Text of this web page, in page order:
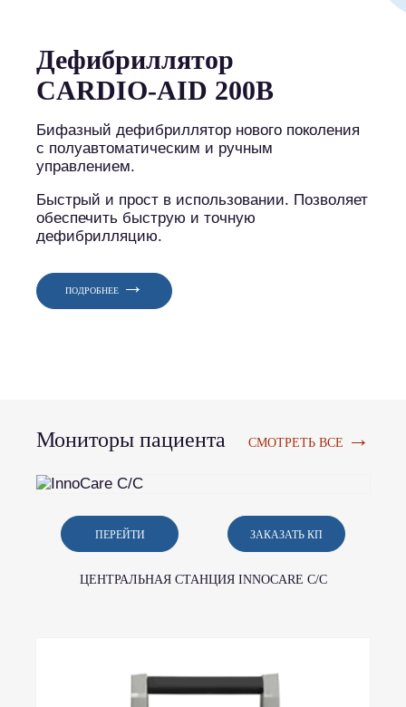
Дефибриллятор
CARDIO-AID 200B
Бифазный дефибриллятор нового поколения
с полуавтоматическим и ручным
управлением.
Быстрый и прост в использовании. Позволяет
обеспечить быструю и точную
дефибрилляцию.
ПОДРОБНЕЕ →
Мониторы пациента СМОТРЕТЬ ВСЕ →
ПЕРЕЙТИ ЗАКАЗАТЬ КП
ЦЕНТРАЛЬНАЯ СТАНЦИЯ INNOCARE C/C